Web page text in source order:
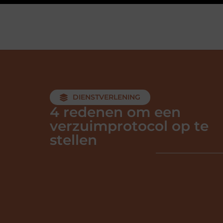
DIENSTVERLENING
4 redenen om een
verzuimprotocol op te
stellen